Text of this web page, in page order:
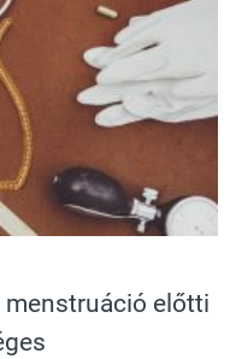
menstruáció előtti